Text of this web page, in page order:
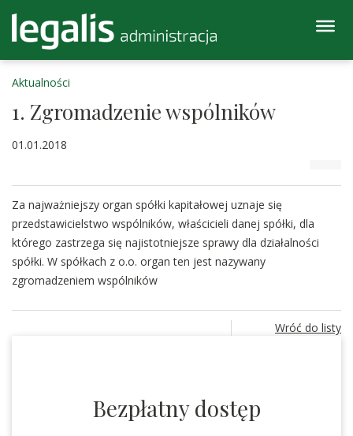
Aktualności
1. Zgromadzenie wspólników
01.01.2018
Za najważniejszy organ spółki kapitałowej uznaje się
przedstawicielstwo wspólników, właścicieli danej spółki, dla
którego zastrzega się najistotniejsze sprawy dla działalności
spółki. W spółkach z o.o. organ ten jest nazywany
zgromadzeniem wspólników
Wróć do listy
Bezpłatny dostęp